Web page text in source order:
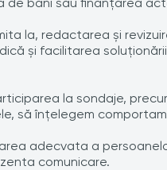
la, redactarea şi
şi facilitarea
la sondaje,
să înţelegem
adecvata a
comunicare.